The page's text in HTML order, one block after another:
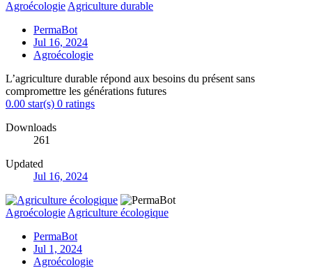
Agroécologie Agriculture durable
PermaBot
Jul 16, 2024
Agroécologie
L’agriculture durable répond aux besoins du présent sans
compromettre les générations futures
0.00 star(s) 0 ratings
Downloads
261
Updated
Jul 16, 2024
Agroécologie Agriculture écologique
PermaBot
Jul 1, 2024
Agroécologie